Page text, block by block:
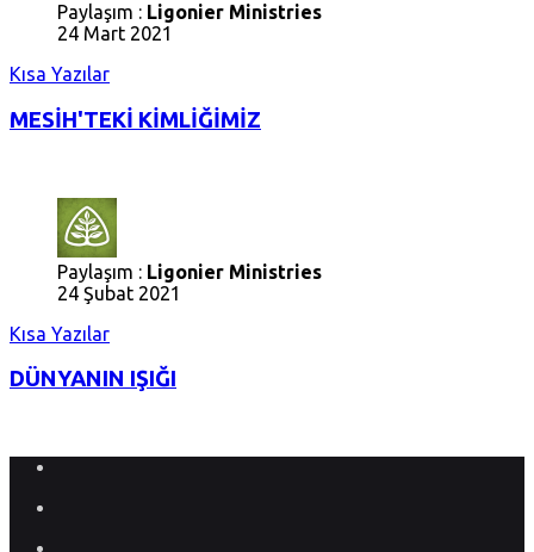
Paylaşım : Ligonier Ministries
24 Mart 2021
Kısa Yazılar
MESİH'TEKİ KİMLİĞİMİZ
Paylaşım : Ligonier Ministries
24 Şubat 2021
Kısa Yazılar
DÜNYANIN IŞIĞI